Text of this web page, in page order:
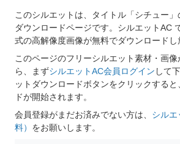
このシルエットは、タイトル「シチュー」
ダウンロードページです。シルエットAC
式の高解像度画像が無料でダウンロードし
このページのフリーシルエット素材・画像
ら、まずシルエットAC会員ログイン して
ットダウンロードボタンをクリックする
ドが開始されます。
会員登録がまだお済みでない方は、 シルエ
料） をお願いします。